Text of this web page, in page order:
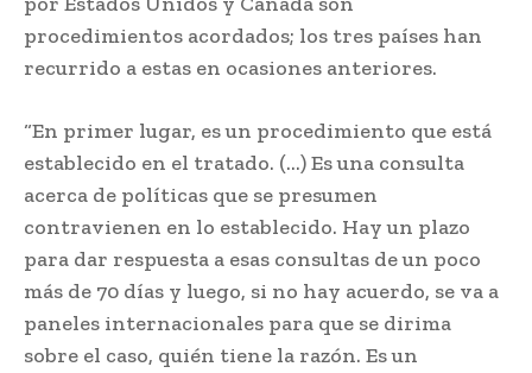
procedimientos acordados; los tres países han
recurrido a estas en ocasiones anteriores.
“En primer lugar, es un procedimiento que está
establecido en el tratado. (…) Es una consulta
acerca de políticas que se presumen
contravienen en lo establecido. Hay un plazo
para dar respuesta a esas consultas de un poco
más de 70 días y luego, si no hay acuerdo, se va a
paneles internacionales para que se dirima
sobre el caso, quién tiene la razón. Es un